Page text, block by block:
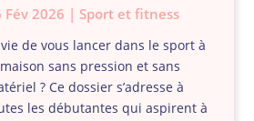
Fév 2026 | Sport et fitness
de vous lancer dans le sport à
sans pression et sans
? Ce dossier s’adresse à
les débutantes qui aspirent à